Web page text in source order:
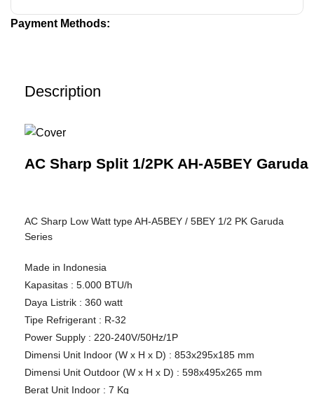
Payment Methods:
Description
AC Sharp Split 1/2PK AH-A5BEY Garuda
AC Sharp Low Watt type AH-A5BEY / 5BEY 1/2 PK Garuda
Series
Made in Indonesia
Kapasitas : 5.000 BTU/h
Daya Listrik : 360 watt
Tipe Refrigerant : R-32
Power Supply : 220-240V/50Hz/1P
Dimensi Unit Indoor (W x H x D) : 853x295x185 mm
Dimensi Unit Outdoor (W x H x D) : 598x495x265 mm
Berat Unit Indoor : 7 Kg